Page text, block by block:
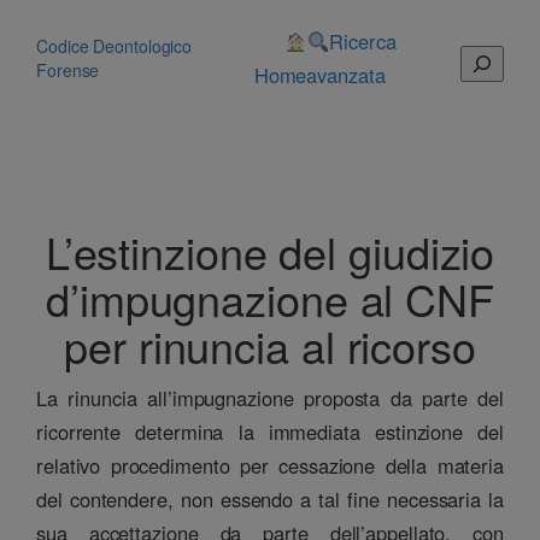
contenuto
Codice Deontologico
Forense
Home
Ricerca
avanzata
Cerca
L’estinzione del giudizio
d’impugnazione al CNF
per rinuncia al ricorso
La rinuncia all’impugnazione proposta da parte del
ricorrente determina la immediata estinzione del
relativo procedimento per cessazione della materia
del contendere, non essendo a tal fine necessaria la
sua accettazione da parte dell’appellato, con